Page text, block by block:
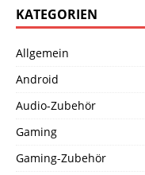
KATEGORIEN
Allgemein
Android
Audio-Zubehör
Gaming
Gaming-Zubehör